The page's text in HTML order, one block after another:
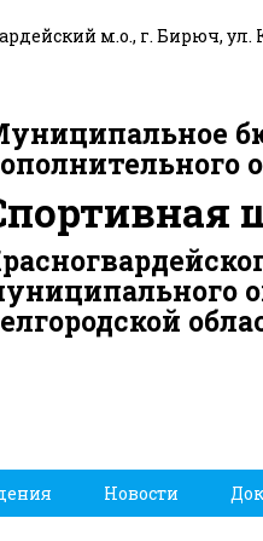
м.о., г. Бирюч, ул.
Новости